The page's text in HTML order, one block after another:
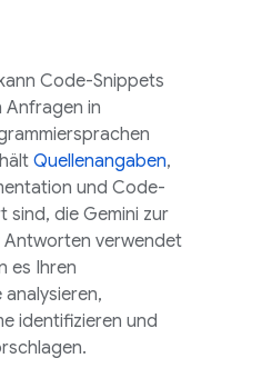
Code-Snippets
Anfragen in
Quellenangaben,
und Code-
sind, die Gemini zur
Antworten verwendet
es Ihren
identifizieren und